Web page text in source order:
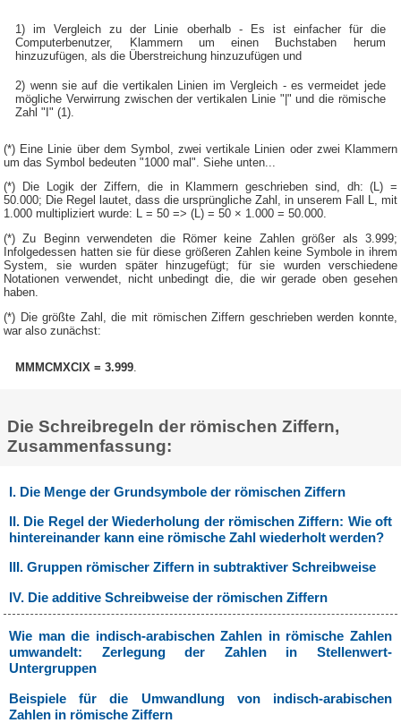
1) im Vergleich zu der Linie oberhalb - Es ist einfacher für die
Computerbenutzer, Klammern um einen Buchstaben herum
hinzuzufügen, als die Überstreichung hinzuzufügen und
2) wenn sie auf die vertikalen Linien im Vergleich - es vermeidet jede
mögliche Verwirrung zwischen der vertikalen Linie "|" und die römische
Zahl "I" (1).
(*) Eine Linie über dem Symbol, zwei vertikale Linien oder zwei Klammern
um das Symbol bedeuten "1000 mal". Siehe unten...
(*) Die Logik der Ziffern, die in Klammern geschrieben sind, dh: (L) =
50.000; Die Regel lautet, dass die ursprüngliche Zahl, in unserem Fall L, mit
1.000 multipliziert wurde: L = 50 => (L) = 50 × 1.000 = 50.000.
(*) Zu Beginn verwendeten die Römer keine Zahlen größer als 3.999;
Infolgedessen hatten sie für diese größeren Zahlen keine Symbole in ihrem
System, sie wurden später hinzugefügt; für sie wurden verschiedene
Notationen verwendet, nicht unbedingt die, die wir gerade oben gesehen
haben.
(*) Die größte Zahl, die mit römischen Ziffern geschrieben werden konnte,
war also zunächst:
MMMCMXCIX = 3.999
Die Schreibregeln der römischen Ziffern,
Zusammenfassung:
I. Die Menge der Grundsymbole der römischen Ziffern
II. Die Regel der Wiederholung der römischen Ziffern: Wie oft
hintereinander kann eine römische Zahl wiederholt werden?
III. Gruppen römischer Ziffern in subtraktiver Schreibweise
IV. Die additive Schreibweise der römischen Ziffern
Wie man die indisch-arabischen Zahlen in römische Zahlen
umwandelt: Zerlegung der Zahlen in Stellenwert-
Untergruppen
Beispiele für die Umwandlung von indisch-arabischen
Zahlen in römische Ziffern